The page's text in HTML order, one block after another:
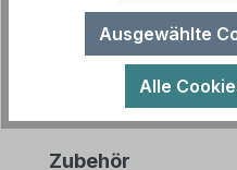
Produktgalerie
Zubehör
Ausgewählte
Alle